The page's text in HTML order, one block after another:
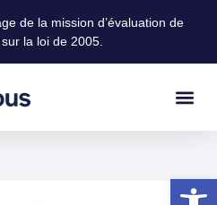
Ouvrir
de la mission d’évaluation de
la loi de 2005.